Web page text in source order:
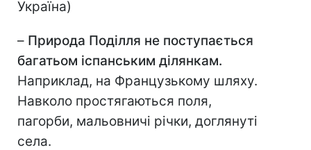
Україна)
– Природа Поділля не поступається
багатьом іспанським ділянкам.
Наприклад, на Французькому шляху.
Навколо простягаються поля,
пагорби, мальовничі річки, доглянуті
села.